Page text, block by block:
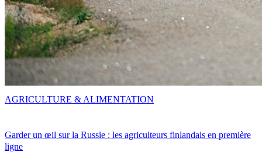
Garder un œil sur la Russie : les agriculteurs finlandais en première
ligne
AGRICULTURE & ALIMENTATION